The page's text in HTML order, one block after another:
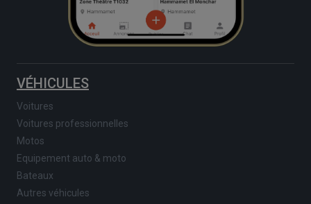
VÉHICULES
Voitures
Voitures professionnelles
Motos
Equipement auto & moto
Bateaux
Autres véhicules